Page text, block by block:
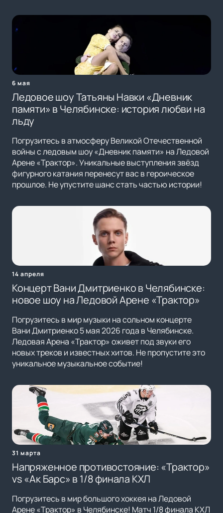
6 мая
Ледовое шоу Татьяны Навки «Дневник
памяти» в Челябинске: история любви на
льду
Погрузитесь в атмосферу Великой Отечественной
войны с ледовым шоу «Дневник памяти» на Ледовой
Арене «Трактор». Уникальные выступления звёзд
фигурного катания перенесут вас в героическое
прошлое. Не упустите шанс стать частью истории!
14 апреля
Концерт Вани Дмитриенко в Челябинске:
новое шоу на Ледовой Арене «Трактор»
Погрузитесь в мир музыки на сольном концерте
Вани Дмитриенко 5 мая 2026 года в Челябинске.
Ледовая Арена «Трактор» оживет под звуки его
новых треков и известных хитов. Не пропустите это
уникальное музыкальное событие!
31 марта
Напряженное противостояние: «Трактор»
vs «Ак Барс» в 1/8 финала КХЛ
Погрузитесь в мир большого хоккея на Ледовой
Арене «Трактор» в Челябинске! Матч 1/8 финала КХЛ